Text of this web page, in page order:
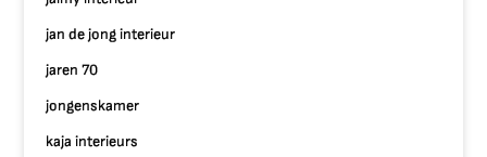
jan de jong interieur
jaren 70
jongenskamer
kaja interieurs